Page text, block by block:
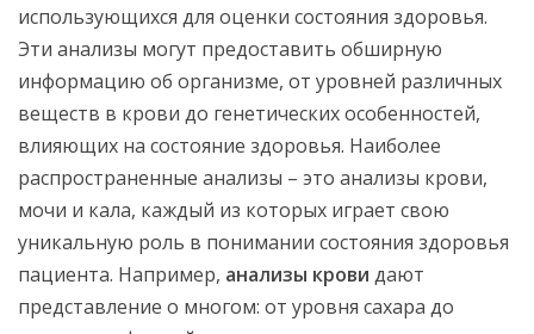
использующихся для оценки состояния здоровья.
Эти анализы могут предоставить обширную
информацию об организме, от уровней различных
веществ в крови до генетических особенностей,
влияющих на состояние здоровья. Наиболее
распространенные анализы – это анализы крови,
мочи и кала, каждый из которых играет свою
уникальную роль в понимании состояния здоровья
пациента. Например, анализы крови дают
представление о многом: от уровня сахара до